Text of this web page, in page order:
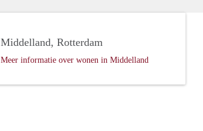
Middelland, Rotterdam
Meer informatie over wonen in Middelland